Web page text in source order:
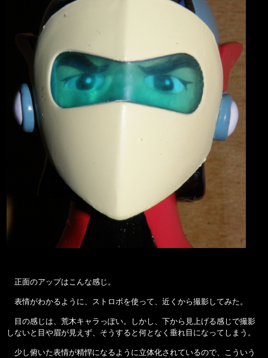
正面のアップはこんな感じ。
表情がわかるように、ストロボを使って、近くから撮影してみた。
目の感じは、荒木キャラっぽい。しかし、下から見上げる感じで撮影
しないと目や眉が見えず、そうすると何となく垂れ目になってしまう。
少し俯いた表情が精悍になるように立体化されているので、こういう